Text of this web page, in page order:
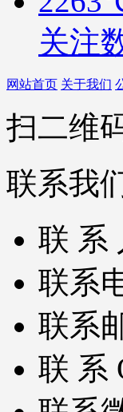
关注
网站首页 关于我们
扫二维
联系我
联 系
联系
联系
联 系